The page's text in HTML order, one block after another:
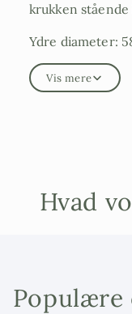
krukken
Ydre diameter:
Indvendig
Vis mere
Hvad